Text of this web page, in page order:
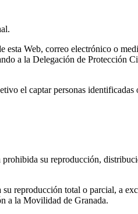
esta Web, correo electrónico o
a la Delegación de Protección
el captar personas identificadas
su reproducción,
reproducción total o parcial, a
a la Movilidad de Granada.